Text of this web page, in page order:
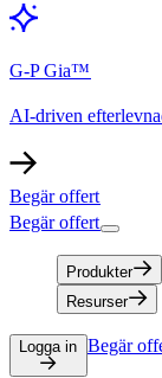
G-P Gia™​​
AI-driven
Begär offert​​
Begär offert​​
Produkter​​
Resurser​​
Logga in​​ Begär